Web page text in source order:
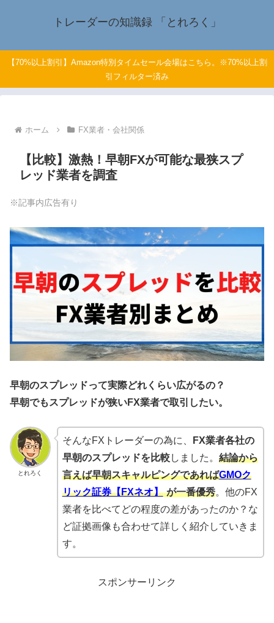
トレーダーの知識録 「とれろく」
【70%以上割引】Amazon特別タイムセール会場はこちら。※70%以上割
引フィルター済み
ホーム FX業者・会社関係
【比較】激熱！早朝FXが可能な最狭スプ
レッド業者を調査
※記事内広告有り
早朝のスプレッドって実際どれくらい広がるの？
早朝でもスプレッドが狭いFX業者で取引したい。
とれろく
そんなFXトレーダーの為に、
FX業者各社の
早朝のスプレッドを比較しました。 結論から
言えば早朝スキャルピングであればGMOク
リック証券【FXネオ】 が一番優秀。他のFX
業者を比べてどの程度の差があったのか？な
ど証拠画像も合わせて詳しく紹介していきま
す。
スポンサーリンク